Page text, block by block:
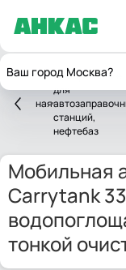
Ваш город Москва?
Главная
Оборудование
для
станций,
нефтебаз
Мобильная
Carrytank
тонкой